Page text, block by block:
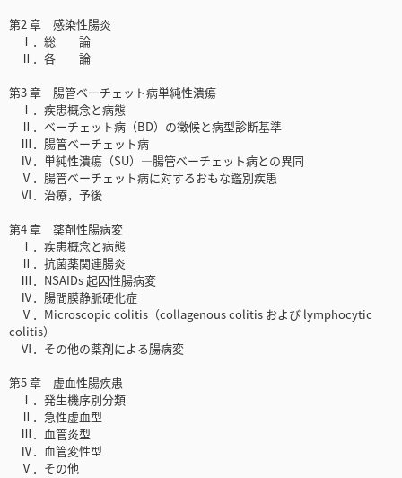
第2 章 感染性腸炎
Ⅰ．総 論
Ⅱ．各 論
第3 章 腸管ベーチェット病単純性潰瘍
Ⅰ．疾患概念と病態
Ⅱ．ベーチェット病（BD）の徴候と病型診断基準
Ⅲ．腸管ベーチェット病
Ⅳ．単純性潰瘍（SU）―腸管ベーチェット病との異同
Ⅴ．腸管ベーチェット病に対するおもな鑑別疾患
Ⅵ．治療，予後
第4 章 薬剤性腸病変
Ⅰ．疾患概念と病態
Ⅱ．抗菌薬関連腸炎
Ⅲ．NSAIDs 起因性腸病変
Ⅳ．腸間膜静脈硬化症
Ⅴ．Microscopic colitis（collagenous colitis および lymphocytic
colitis）
Ⅵ．その他の薬剤による腸病変
第5 章 虚血性腸疾患
Ⅰ．発生機序別分類
Ⅱ．急性虚血型
Ⅲ．血管炎型
Ⅳ．血管変性型
Ⅴ．その他